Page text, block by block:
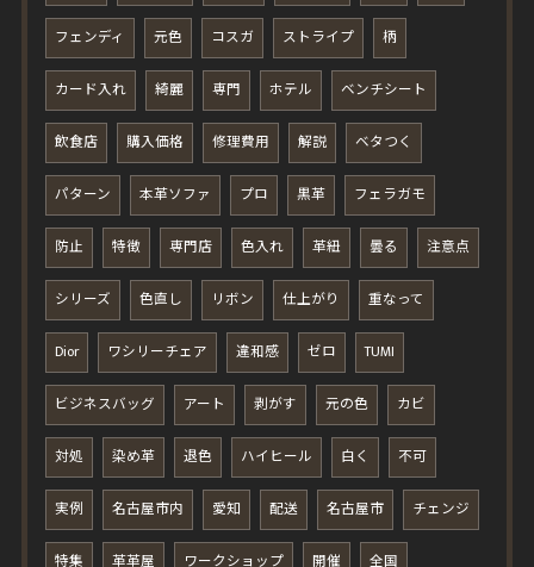
フェンディ 元色 コスガ ストライプ 柄
カード入れ 綺麗 専門 ホテル ベンチシート
飲食店 購入価格 修理費用 解説 ベタつく
パターン 本革ソファ プロ 黒革 フェラガモ
防止 特徴 専門店 色入れ 革紐 曇る 注意点
シリーズ 色直し リボン 仕上がり 重なって
Dior ワシリーチェア 違和感 ゼロ TUMI
ビジネスバッグ アート 剥がす 元の色 カビ
対処 染め革 退色 ハイヒール 白く 不可
実例 名古屋市内 愛知 配送 名古屋市 チェンジ
特集 革革屋 ワークショップ 開催 全国